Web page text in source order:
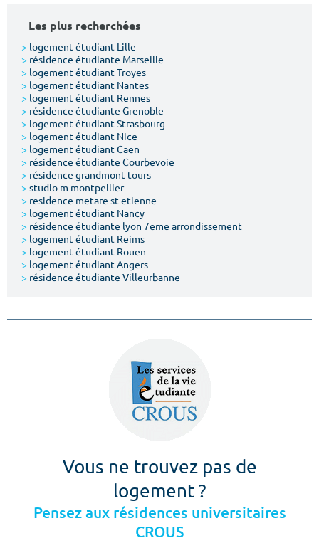
Type de location
Votre date d'entrée
Les plus recherchées
> logement étudiant Lille
> résidence étudiante Marseille
> logement étudiant Troyes
> logement étudiant Nantes
> logement étudiant Rennes
> résidence étudiante Grenoble
> logement étudiant Strasbourg
> logement étudiant Nice
> logement étudiant Caen
> résidence étudiante Courbevoie
> résidence grandmont tours
> studio m montpellier
> residence metare st etienne
> logement étudiant Nancy
> résidence étudiante lyon 7eme arrondissement
> logement étudiant Reims
> logement étudiant Rouen
> logement étudiant Angers
> résidence étudiante Villeurbanne
Vous ne trouvez pas de
logement ?
Pensez aux résidences universitaires
CROUS